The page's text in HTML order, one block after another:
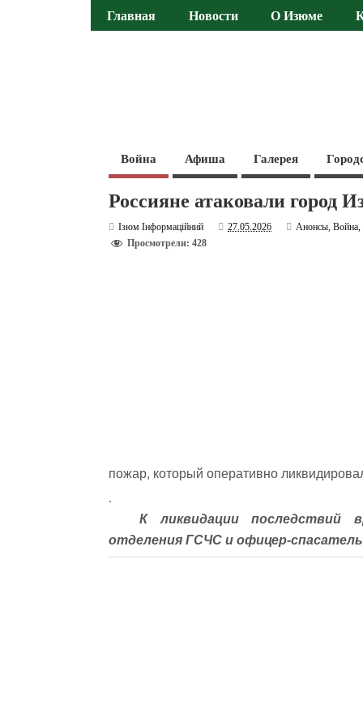
Главная Новости О Изюме
Война Афиша Галерея
Россияне атаковали
Ізюм Інформаційний 27.05.2026 Анонсы,Война,
Просмотрели: 428
пожар, который оперативно
.
К ликвидации последствий
отделения ГСЧС и офицер-